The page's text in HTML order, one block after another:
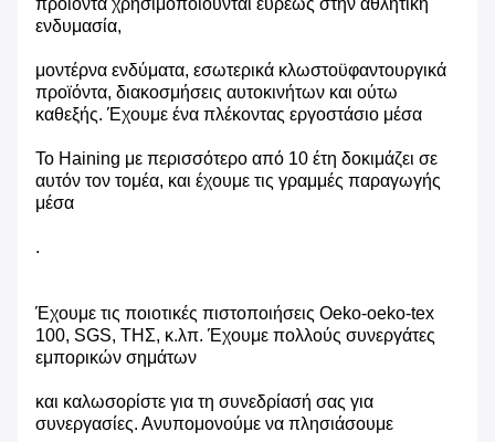
προϊόντα χρησιμοποιούνται ευρέως στην αθλητική
ενδυμασία,
μοντέρνα ενδύματα, εσωτερικά κλωστοϋφαντουργικά
προϊόντα, διακοσμήσεις αυτοκινήτων και ούτω
καθεξής. Έχουμε ένα πλέκοντας εργοστάσιο μέσα
Το Haining με περισσότερο από 10 έτη δοκιμάζει σε
αυτόν τον τομέα, και έχουμε τις γραμμές παραγωγής
μέσα
.
Έχουμε τις ποιοτικές πιστοποιήσεις Oeko-oeko-tex
100, SGS, ΤΗΣ, κ.λπ. Έχουμε πολλούς συνεργάτες
εμπορικών σημάτων
και καλωσορίστε για τη συνεδρίασή σας για
συνεργασίες. Ανυπομονούμε να πλησιάσουμε